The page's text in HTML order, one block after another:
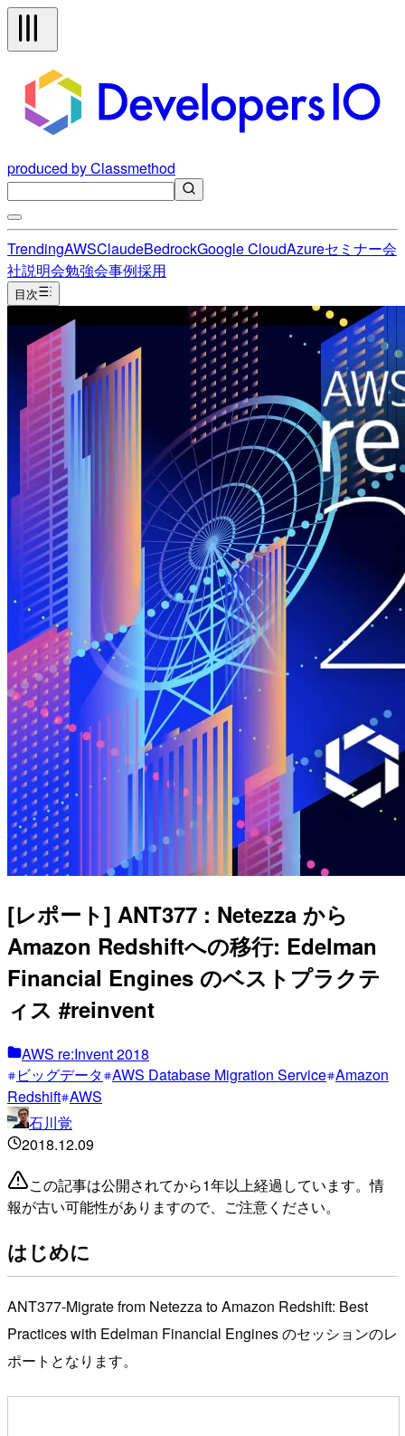
produced by Classmethod
TrendingAWSClaudeBedrockGoogle CloudAzureセミナー会
社説明会勉強会事例採用
目次
[レポート] ANT377 : Netezza から
Amazon Redshiftへの移行: Edelman
Financial Engines のベストプラクテ
ィス #reinvent
AWS re:Invent 2018
ビッグデータ AWS Database Migration Service Amazon
Redshift AWS
石川覚
2018.12.09
この記事は公開されてから1年以上経過しています。情
報が古い可能性がありますので、ご注意ください。
はじめに
ANT377-Migrate from Netezza to Amazon Redshift: Best
Practices with Edelman Financial Engines のセッションのレ
ポートとなります。